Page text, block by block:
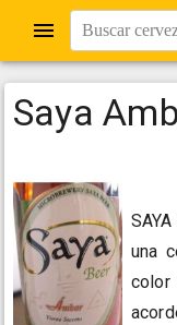
Buscar
Saya
una